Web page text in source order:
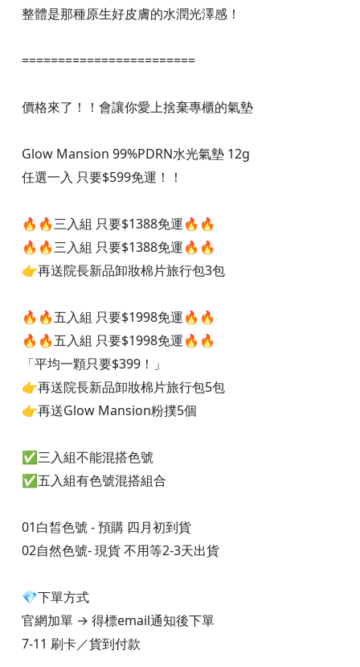
整體是那種原生好皮膚的水潤光澤感！
========================
價格來了！！會讓你愛上捨棄專櫃的氣墊
Glow Mansion 99%PDRN水光氣墊 12g
任選一入 只要$599免運！！
🔥🔥三入組 只要$1388免運🔥🔥
🔥🔥三入組 只要$1388免運🔥🔥
👉再送院長新品卸妝棉片旅行包3包
🔥🔥五入組 只要$1998免運🔥🔥
🔥🔥五入組 只要$1998免運🔥🔥
「平均一顆只要$399！」
👉再送院長新品卸妝棉片旅行包5包
👉再送Glow Mansion粉撲5個
✅三入組不能混搭色號
✅五入組有色號混搭組合
01白皙色號 - 預購 四月初到貨
02自然色號- 現貨 不用等2-3天出貨
💎下單方式
官網加單 → 得標email通知後下單
7-11 刷卡／貨到付款